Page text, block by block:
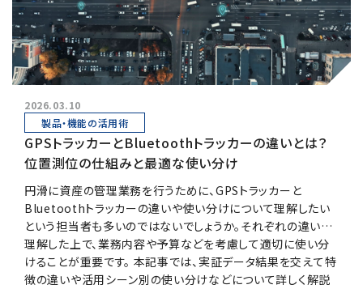
2026.03.10
製品・機能の活用術
GPSトラッカーとBluetoothトラッカーの違いとは？
位置測位の仕組みと最適な使い分け
円滑に資産の管理業務を行うために、GPSトラッカーと
Bluetoothトラッカーの違いや使い分けについて理解したい
という担当者も多いのではないでしょうか。それぞれの違いを
理解した上で、業務内容や予算などを考慮して適切に使い分
けることが重要です。 本記事では、実証データ結果を交えて特
徴の違いや活用シーン別の使い分けなどについて詳しく解説